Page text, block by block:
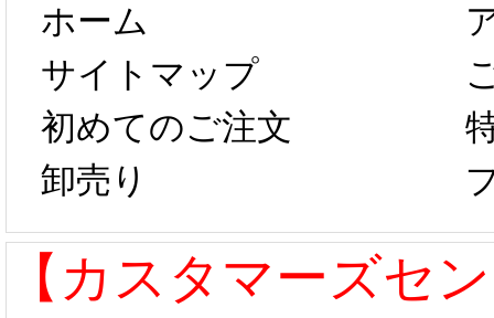
は、2月25日か
らコスプレ制
作、発送予定と
なります。 ...
字半
第二
たし
ル期
ホーム
サイトマップ
初めてのご注文
卸売り
【カスタマーズセ